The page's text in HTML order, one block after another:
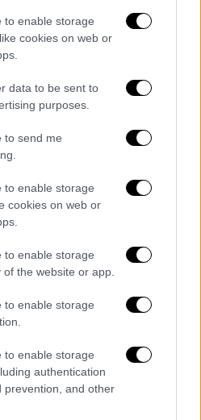
to enable storage
cookies on web or
data to be sent to
purposes.
to send me
to enable storage
cookies on web or
to enable storage
the website or app.
to enable storage
to enable storage
authentication
prevention, and other
θα πάει ο
Κυριάκος
από τα σενάρια που
υπουργός
αθλητισμού να είναι
Στο υπουργείο
τον
Θεόδωρο
Πολιτισμού.
Τουρισμού είναι η
Δημογραφικής
η
Σοφία Ζαχαράκη
τελικά κυβερνητικός
ο Παύλος Μαρινάκης).
αναφέρουν πως στο
θα είναι υφυπουργός
το Επικρατείας).